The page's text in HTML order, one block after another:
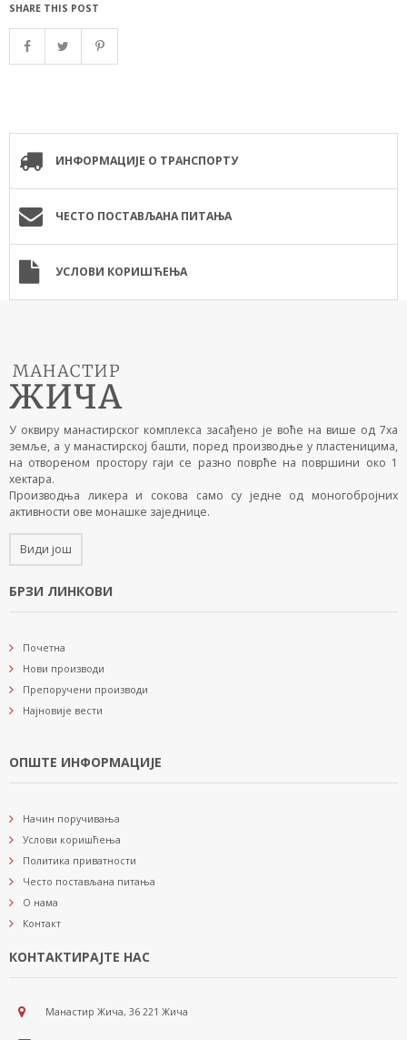
SHARE THIS POST
ИНФОРМАЦИЈЕ О ТРАНСПОРТУ
ЧЕСТО ПОСТАВЉАНА ПИТАЊА
УСЛОВИ КОРИШЋЕЊА
У оквиру манастирског комплекса засађено је воће на више од 7ха
земље, а у манастирској башти, поред производње у пластеницима,
на отвореном простору гаји се разно поврће на површини око 1
хектара.
Производња ликера и сокова само су једне од моногобројних
активности ове монашке заједнице.
Види још
БРЗИ ЛИНКОВИ
Почетна
Нови производи
Препоручени производи
Најновије вести
ОПШТЕ ИНФОРМАЦИЈЕ
Начин поручивања
Услови коришћења
Политика приватности
Често постављана питања
О нама
Контакт
КОНТАКТИРАЈТЕ НАС
Манастир Жича, 36 221 Жича